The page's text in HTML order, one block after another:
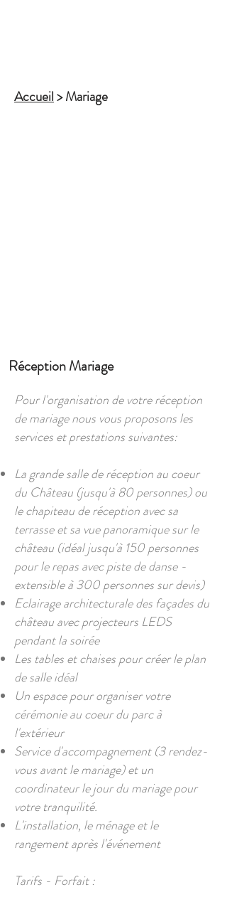
Accueil> Mariage
Réception Mariage
​Pour l'organisation de votre réception
de mariage nous vous proposons les
services et prestations suivantes:
La grande salle de réception au coeur
du Château (jusqu'à 80 personnes) ou
le chapiteau de réception avec sa
terrasse et sa vue panoramique sur le
château (idéal jusqu'à 150 personnes
pour le repas avec piste de danse -
extensible à 300 personnes sur devis)
Eclairage architecturale des façades du
château avec projecteurs LEDS
pendant la soirée
Les tables et chaises pour créer le plan
de salle idéal
Un espace pour organiser votre
cérémonie au coeur du parc à
l'extérieur
Service d'accompagnement (3 rendez-
vous avant le mariage) et un
coordinateur le jour du mariage pour
votre tranquilité.​
L'installation, le ménage et le
rangement après l'événement
Tarifs - Forfait :